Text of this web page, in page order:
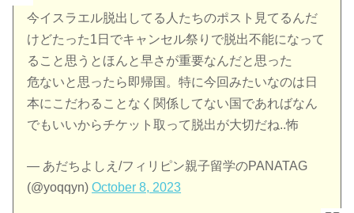
今イスラエル脱出してる人たちのポスト見てるんだ
けどたった1日でキャンセル祭りで脱出不能になって
ること思うとほんと早さが重要なんだと思った
危ないと思ったら即帰国。特に今回みたいなのは日
本にこだわることなく関係してない国であればなん
でもいいからチケット取って脱出が大切だね..怖
— あだちよしえ/フィリピン親子留学のPANATAG
(@yoqqyn)October 8, 2023